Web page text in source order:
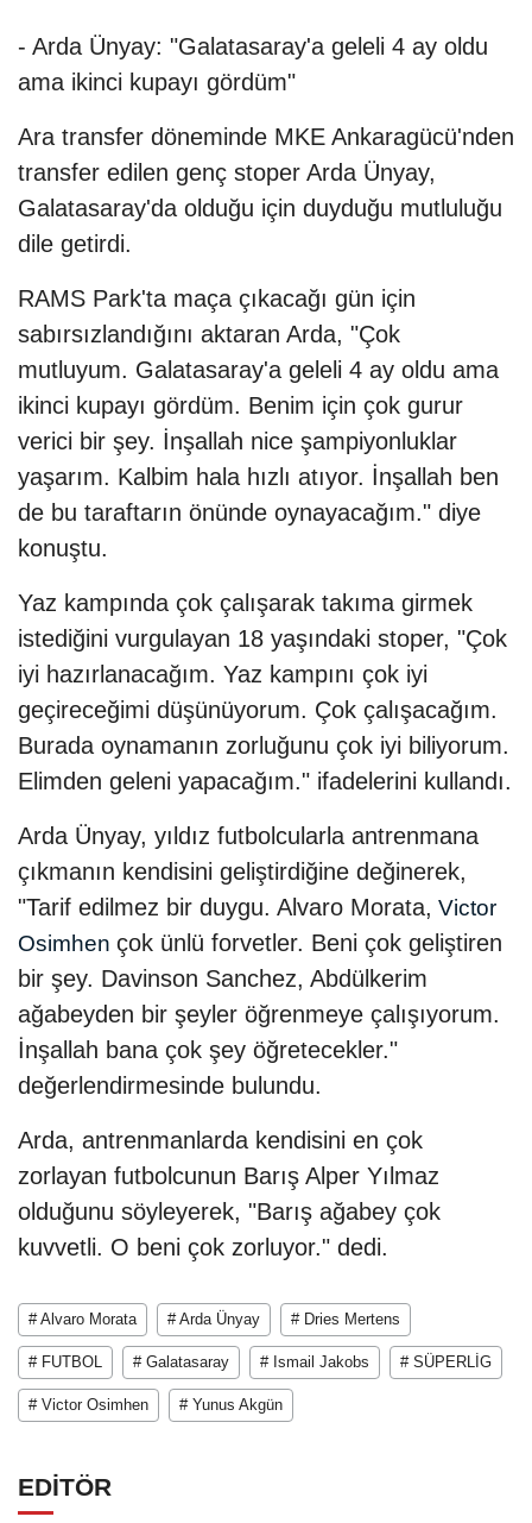
- Arda Ünyay: "Galatasaray'a geleli 4 ay oldu
ama ikinci kupayı gördüm"
Ara transfer döneminde MKE Ankaragücü'nden
transfer edilen genç stoper Arda Ünyay,
Galatasaray'da olduğu için duyduğu mutluluğu
dile getirdi.
RAMS Park'ta maça çıkacağı gün için
sabırsızlandığını aktaran Arda, "Çok
mutluyum. Galatasaray'a geleli 4 ay oldu ama
ikinci kupayı gördüm. Benim için çok gurur
verici bir şey. İnşallah nice şampiyonluklar
yaşarım. Kalbim hala hızlı atıyor. İnşallah ben
de bu taraftarın önünde oynayacağım." diye
konuştu.
Yaz kampında çok çalışarak takıma girmek
istediğini vurgulayan 18 yaşındaki stoper, "Çok
iyi hazırlanacağım. Yaz kampını çok iyi
geçireceğimi düşünüyorum. Çok çalışacağım.
Burada oynamanın zorluğunu çok iyi biliyorum.
Elimden geleni yapacağım." ifadelerini kullandı.
Arda Ünyay, yıldız futbolcularla antrenmana
çıkmanın kendisini geliştirdiğine değinerek,
"Tarif edilmez bir duygu. Alvaro Morata, Victor
Osimhen çok ünlü forvetler. Beni çok geliştiren
bir şey. Davinson Sanchez, Abdülkerim
ağabeyden bir şeyler öğrenmeye çalışıyorum.
İnşallah bana çok şey öğretecekler."
değerlendirmesinde bulundu.
Arda, antrenmanlarda kendisini en çok
zorlayan futbolcunun Barış Alper Yılmaz
olduğunu söyleyerek, "Barış ağabey çok
kuvvetli. O beni çok zorluyor." dedi.
# Alvaro Morata # Arda Ünyay # Dries Mertens
# FUTBOL # Galatasaray # Ismail Jakobs # SÜPERLİG
# Victor Osimhen # Yunus Akgün
EDİTÖR